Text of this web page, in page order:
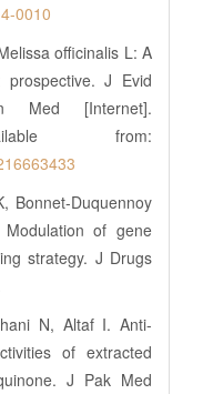
0010
officinalis L: A
J Evid
Med [Internet].
from:
Bonnet-Duquennoy
of gene
strategy. J Drugs
N, Altaf I. Anti-
of extracted
J Pak Med